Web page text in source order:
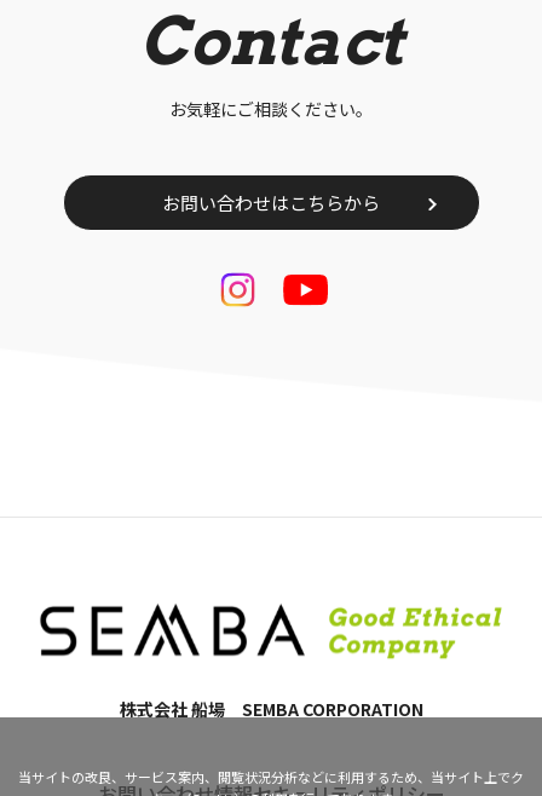
当サイトの改良、サービス案内、閲覧状況分析などに利用するため、当サイト上でク
Contact
お気軽にご相談ください。
お問い合わせはこちらから
株式会社 船場 SEMBA CORPORATION